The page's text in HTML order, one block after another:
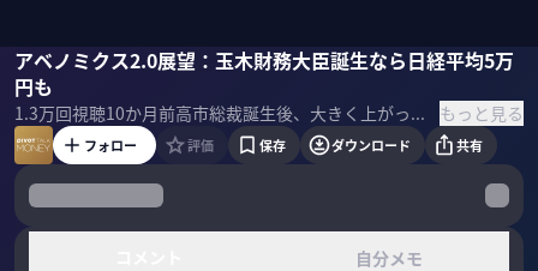
アベノミクス2.0展望：玉木財務大臣誕生なら日経平均5万
円も
1.3万回視聴10か月前 高市総裁誕生後、大きく上がった日経平均株価。今後も上昇基調は続くのか？今後の注目ポイントは何か？ニッセイ基礎研究所の井出真吾・チーフ株式ストラテジストに展望してもらった。 ▼ゲスト 井出真吾｜ニッセイ基礎研究所 主席研究員・チーフ株式ストラテジスト 1993年東京工業大学卒業、日本生命保険入社。1999年ニッセイ基礎研究所。2023年より現職。著書に『40代から始める 攻めと守りの資産形成』、『株式投資 長期上昇の波に乗れ！』など。専門は株式市場、株式投資、マクロ経済。 ＜目次＞ もっと見る
井出真吾佐々木紀彦
フォロー 評価 保存 ダウンロード 共有
自分メモ